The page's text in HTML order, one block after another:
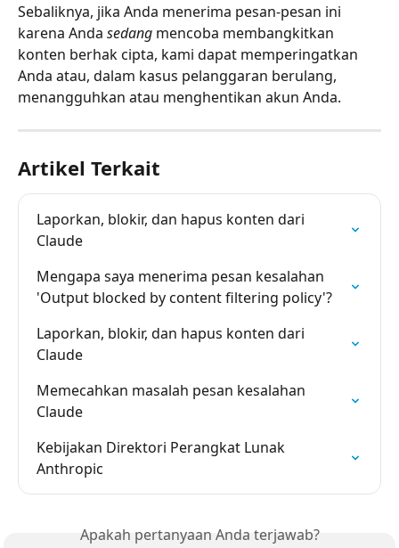
Sebaliknya, jika Anda menerima pesan-pesan ini
karena Anda sedang mencoba membangkitkan
konten berhak cipta, kami dapat memperingatkan
Anda atau, dalam kasus pelanggaran berulang,
menangguhkan atau menghentikan akun Anda.
Artikel Terkait
Laporkan, blokir, dan hapus konten dari
Claude
Mengapa saya menerima pesan kesalahan
'Output blocked by content filtering policy'?
Laporkan, blokir, dan hapus konten dari
Claude
Memecahkan masalah pesan kesalahan
Claude
Kebijakan Direktori Perangkat Lunak
Anthropic
Apakah pertanyaan Anda terjawab?